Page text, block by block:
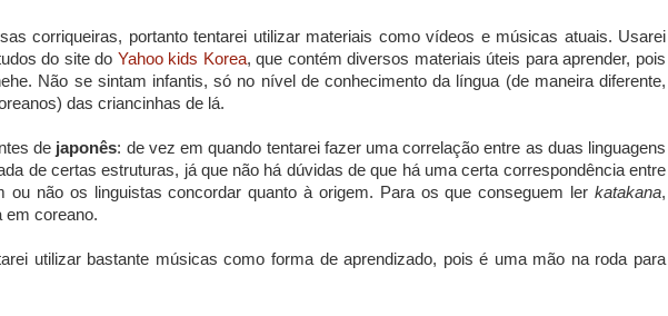
corriqueiras, portanto tentarei utilizar materiais como vídeos e músicas atuais. Usarei
do site do Yahoo kids Korea, que contém diversos materiais úteis para aprender, pois
Não se sintam infantis, só no nível de conhecimento da língua (de maneira diferente,
das criancinhas de lá.
de japonês: de vez em quando tentarei fazer uma correlação entre as duas linguagens
de certas estruturas, já que não há dúvidas de que há uma certa correspondência entre
ou não os linguistas concordar quanto à origem. Para os que conseguem ler katakana,
em coreano.
utilizar bastante músicas como forma de aprendizado, pois é uma mão na roda para